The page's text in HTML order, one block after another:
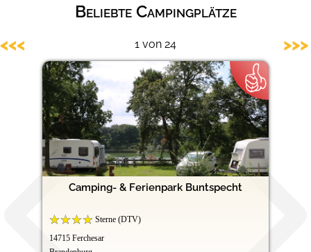
Beliebte Campingplätze
Camping- & Ferienpark Buntspecht
Sterne (DTV)
14715 Ferchesar
1 von 24
<<< >>>